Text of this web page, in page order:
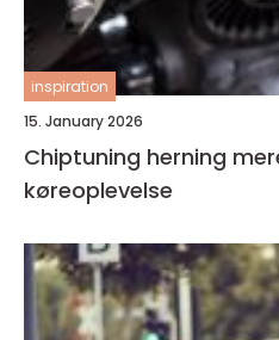
inspiration
15. January 2026
Chiptuning herning mere kraft og bedre
køreoplevelse